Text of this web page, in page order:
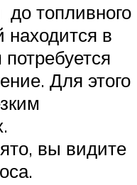
топливного
находится в
Для этого
вы видите